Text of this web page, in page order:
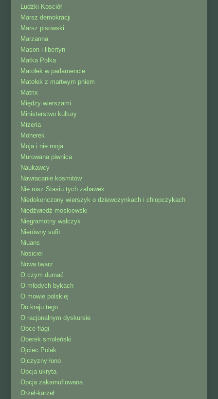
Ludzki Kosciół
Marsz demokracji
Marsz pisowski
Marzanna
Mason i libertyn
Matka Polka
Matołek w parlamencie
Matołek z martwym pniem
Matrix
Między wierszami
Ministerstwo kultury
Mizeria
Moherek
Moja i nie moja
Murowana piwnica
Naukawcy
Nawracanie kosmitów
Nie rusz Stasiu tych zabawek
Niedokonczony wierszyk o dziewczynkach i chlopczykach
Niedźwiedź moskiewski
Niegramotny walczyk
Nierówny sufit
Niuans
Nosiciel
Nowa twarz
O czym dumać
O młodych bykach
O mowie polskiej
Do kraju tego…
O racjonalnym dyskursie
Obce flagi
Oberek smoleński
Ojciec Polak
Ojczyzny łono
Opcja ukryta
Opcja zakamuflowana
Orzeł-karzeł